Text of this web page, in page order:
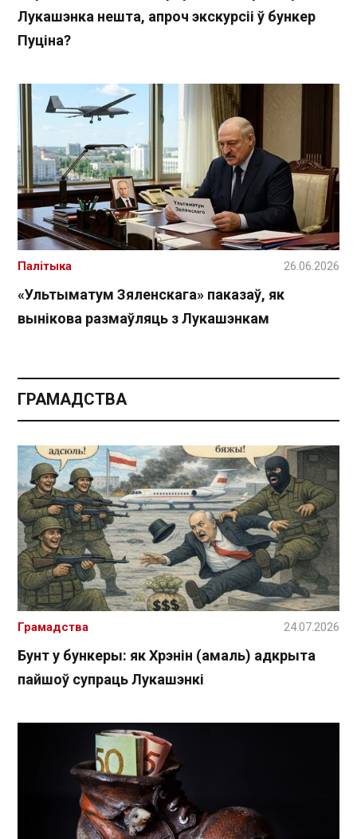
Лукашэнка нешта, апроч экскурсіі ў бункер
Пуціна?
«Ультыматум Зяленскага» паказаў, як
вынікова размаўляць з Лукашэнкам
Палітыка 26.06.2026
ГРАМАДСТВА
Бунт у бункеры: як Хрэнін (амаль) адкрыта
пайшоў супраць Лукашэнкі
Грамадства 24.07.2026